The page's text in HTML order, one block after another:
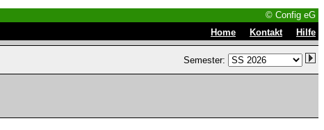
© Config eG
Home Kontakt Hilfe
Semester: